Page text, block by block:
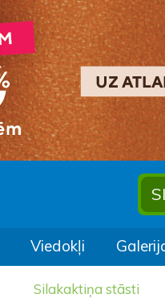
Viedokļi
Silakaktiņa stāsti